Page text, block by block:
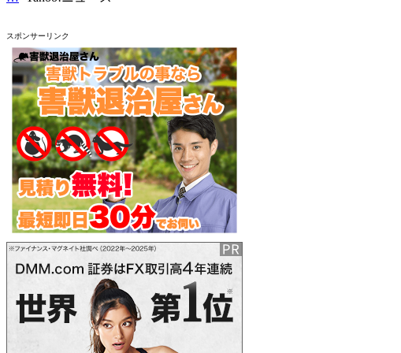
スポンサーリンク